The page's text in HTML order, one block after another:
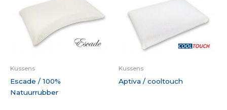
Kussens
Escade / 100%
Natuurrubber
Kussens
Aptiva / cooltouch